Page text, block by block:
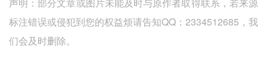
标注错误或侵犯到您的权益烦请告知QQ：2334512685，我
们会及时删除。